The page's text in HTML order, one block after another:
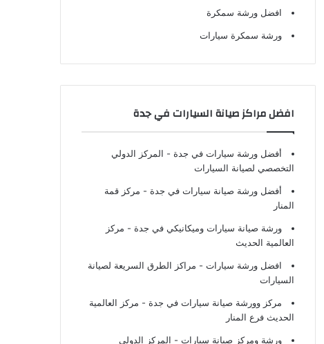
افضل ورشة سمكرة
ورشة سمكرة سيارات
افضل مراكز صيانة السيارات في جدة
أفضل ورشة سيارات في جدة - المركز الدولي
التخصصي لصيانة السيارات
أفضل ورشة صيانة سيارات في جدة - مركز قمة
المنار
ورشة صيانة سيارات وميكانيكي في جدة - مركز
العالمية الحديث
افضل ورشة سيارات - مراكز الطرق السريعة لصيانة
السيارات
مركز وورشة صيانة سيارات في جدة - مركز العالمية
الحديث فرع المنار
ورشة ومركز صيانة سيارات - المركز الدولي